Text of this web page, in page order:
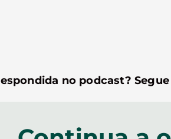
no podcast?